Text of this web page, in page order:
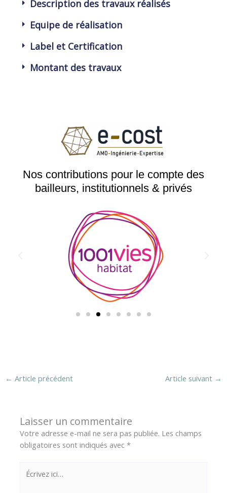
Description des travaux réalisés
Equipe de réalisation
Label et Certification
Montant des travaux
Nos contributions pour le compte des
bailleurs, institutionnels & privés
← Article précédent Article suivant →
Laisser un commentaire
Votre adresse e-mail ne sera pas publiée. Les champs
obligatoires sont indiqués avec*
ici…